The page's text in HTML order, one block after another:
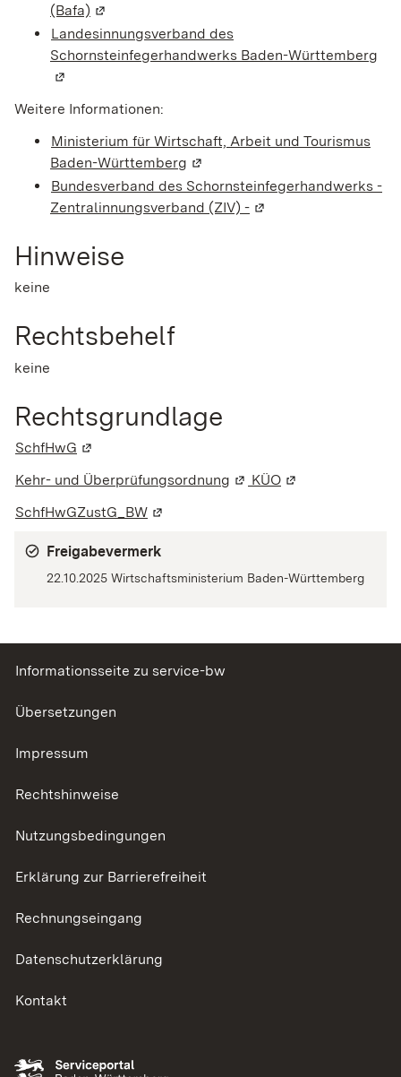
(Bafa) (Wird in einem neuen Fenster geöffnet)
Landesinnungsverband des
Schornsteinfegerhandwerks Baden-Württemberg
Weitere Informationen:
Ministerium für Wirtschaft, Arbeit und Tourismus
Baden-Württemberg (Wird in einem neuen Fenster
Bundesverband des Schornsteinfegerhandwerks -
Zentralinnungsverband (ZIV) - (Wird in einem neuen
Hinweise
keine
Rechtsbehelf
keine
Rechtsgrundlage
SchfHwG (Wird in einem neuen Fenster geöffnet)
Kehr- und Überprüfungsordnung (Wird in einem neuen
KÜO (Wird in einem
SchfHwGZustG_BW (Wird in einem neuen Fenster
Freigabevermerk
22.10.2025 Wirtschaftsministerium Baden-Württemberg
Informationsseite zu service-bw
Übersetzungen
Impressum
Rechtshinweise
Nutzungsbedingungen
Erklärung zur Barrierefreiheit
Rechnungseingang
Datenschutzerklärung
Kontakt